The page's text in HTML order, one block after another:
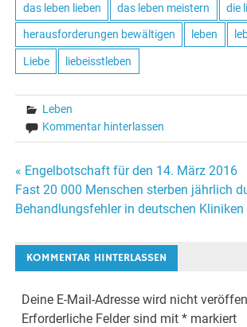
das leben lieben das leben meistern die
herausforderungen bewältigen leben
Liebe liebeisstleben
Leben
Kommentar hinterlassen
Beitrags-
Navigation
« Engelbotschaft für den 14. März 2016
Fast 20 000 Menschen sterben jährlich
Behandlungsfehler in deutschen Kliniken
KOMMENTAR HINTERLASSEN
Deine E-Mail-Adresse wird nicht
Erforderliche Felder sind mit* markiert